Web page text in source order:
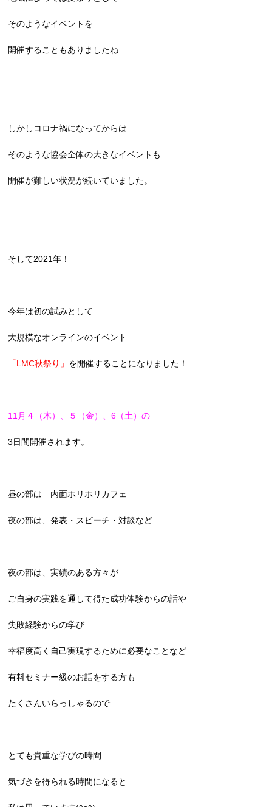
そのようなイベントを
開催することもありましたね
しかしコロナ禍になってからは
そのような協会全体の大きなイベントも
開催が難しい状況が続いていました。
そして2021年！
今年は初の試みとして
大規模なオンラインのイベント
「LMC秋祭り」 を開催することになりました！
11月４（木）、５（金）、6（土）の
3日間開催されます。
昼の部は 内面ホリホリカフェ
夜の部は、発表・スピーチ・対談など
夜の部は、実績のある方々が
ご自身の実践を通して得た成功体験からの話や
失敗経験からの学び
幸福度高く自己実現するために必要なことなど
有料セミナー級のお話をする方も
たくさんいらっしゃるので
とても貴重な学びの時間
気づきを得られる時間になると